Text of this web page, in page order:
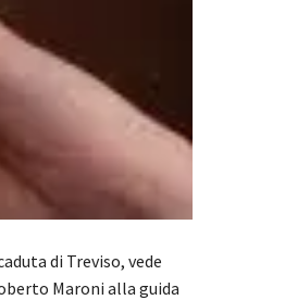
di Treviso, vede
Maroni alla guida